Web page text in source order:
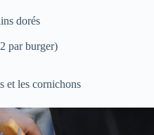
dorés
par burger)
et les cornichons